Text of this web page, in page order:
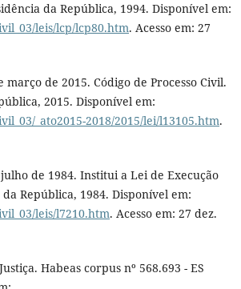
da República, 1994. Disponível em:
leis/lcp/lcp80.htm. Acesso em: 27
março de 2015. Código de Processo Civil.
2015. Disponível em:
_ato2015-2018/2015/lei/l13105.htm.
de 1984. Institui a Lei de Execução
República, 1984. Disponível em:
leis/l7210.htm. Acesso em: 27 dez.
Habeas corpus nº 568.693 - ES